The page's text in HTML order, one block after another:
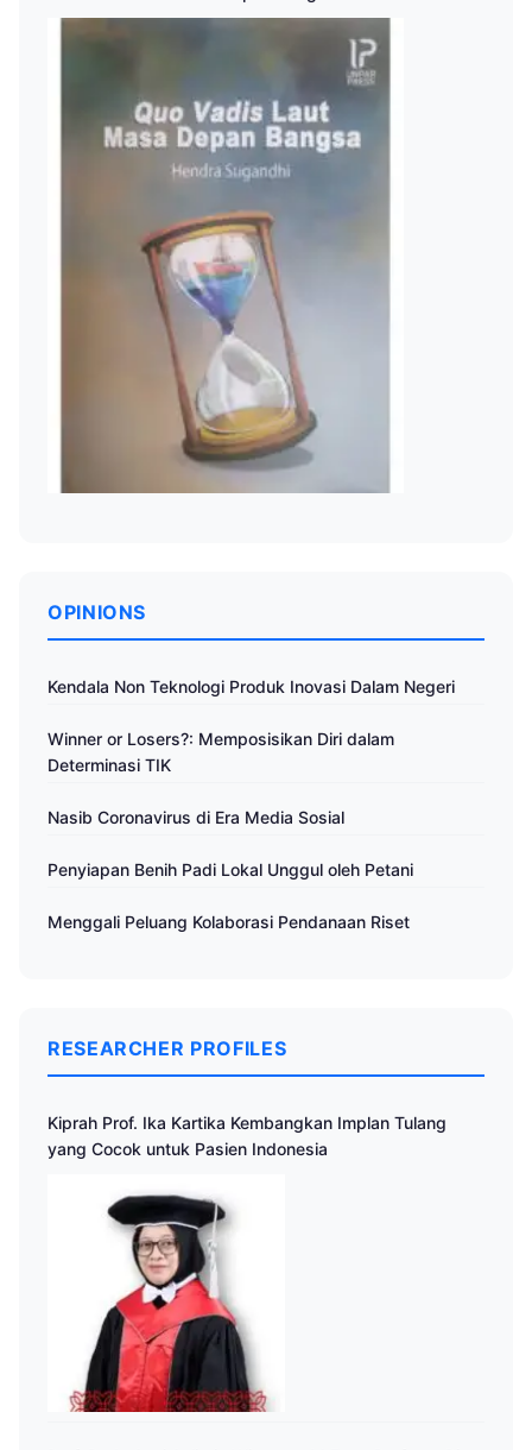
OPINIONS
Kendala Non Teknologi Produk Inovasi Dalam Negeri
Winner or Losers?: Memposisikan Diri dalam
Determinasi TIK
Nasib Coronavirus di Era Media Sosial
Penyiapan Benih Padi Lokal Unggul oleh Petani
Menggali Peluang Kolaborasi Pendanaan Riset
RESEARCHER PROFILES
Kiprah Prof. Ika Kartika Kembangkan Implan Tulang
yang Cocok untuk Pasien Indonesia